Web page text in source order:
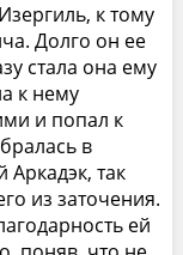
к тому
Долго он ее
стала она ему
к нему
и попал к
в
Аркадэк, так
из заточения.
ей